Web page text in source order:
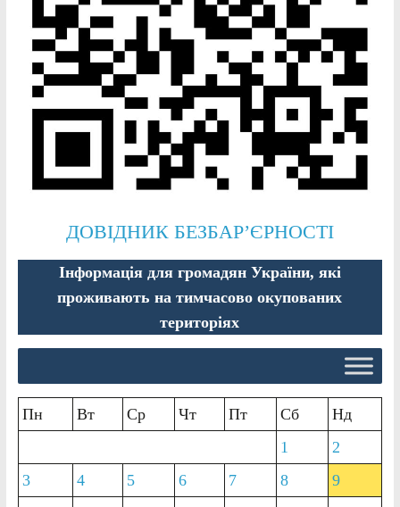
ДОВІДНИК БЕЗБАР’ЄРНОСТІ
Інформація для громадян України, які
проживають на тимчасово окупованих
територіях
Пн Вт Ср Чт Пт Сб
Нд
1
2
3
4 5 6 7 8
9